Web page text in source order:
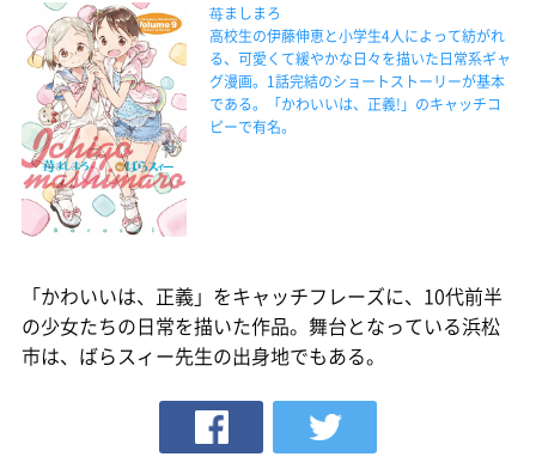
苺ましまろ
高校生の伊藤伸恵と小学生4人によって紡がれ
る、可愛くて緩やかな日々を描いた日常系ギャ
グ漫画。1話完結のショートストーリーが基本
である。「かわいいは、正義!」のキャッチコ
ピーで有名。
「かわいいは、正義」をキャッチフレーズに、10代前半
の少女たちの日常を描いた作品。舞台となっている浜松
市は、ばらスィー先生の出身地でもある。